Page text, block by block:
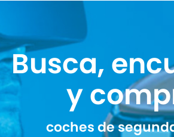
Busca,
y
coches de